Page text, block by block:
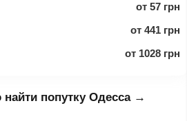
от 57 грн
от 441 грн
от 1028 грн